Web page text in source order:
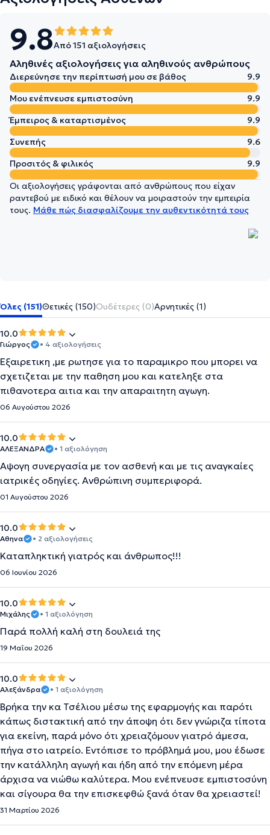
9.8Από 151 αξιολογήσεις
Αληθινές αξιολογήσεις για αληθινούς ανθρώπους
Διερεύνησε την περίπτωσή μου σε βάθος
9.9
Μου ενέπνευσε εμπιστοσύνη
9.9
Έμπειρος & καταρτισμένος
9.9
Συνεπής
9.6
Προσιτός & φιλικός
9.9
Οι αξιολογήσεις γράφονται από ανθρώπους που είχαν
ραντεβού με ειδικό και θέλουν να μοιραστούν την εμπειρία
τους. Μάθε πώς διασφαλίζουμε την αυθεντικότητά τους
Όλες (151)Θετικές (150)Ουδέτερες (0)Αρνητικές (1)
10.0
Γιώργος • 4 αξιολογήσεις
Εξαιρετικη ,με ρωτησε για το παραμικρο που μπορει να
σχετιζεται με την παθηση μου και κατεληξε στα
πιθανοτερα αιτια και την απαραιτητη αγωγη.
06 Αυγούστου 2026
10.0
ΑΛΕΞΑΝΔΡΑ • 1 αξιολόγηση
Αψογη συνεργασία με τον ασθενή και με τις αναγκαίες
ιατρικές οδηγίες. Ανθρώπινη συμπεριφορά.
01 Αυγούστου 2026
10.0
Αθηνα • 2 αξιολογήσεις
Καταπληκτική γιατρός και άνθρωπος!!!
06 Ιουνίου 2026
10.0
Μιχάλης • 1 αξιολόγηση
Παρά πολλή καλή στη δουλειά της
19 Μαΐου 2026
10.0
Αλεξάνδρα • 1 αξιολόγηση
Βρήκα την κα Τσέλιου μέσω της εφαρμογής και παρότι
κάπως διστακτική από την άποψη ότι δεν γνώριζα τίποτα
για εκείνη, παρά μόνο ότι χρειαζόμουν γιατρό άμεσα,
πήγα στο ιατρείο. Εντόπισε το πρόβλημά μου, μου έδωσε
την κατάλληλη αγωγή και ήδη από την επόμενη μέρα
άρχισα να νιώθω καλύτερα. Μου ενέπνευσε εμπιστοσύνη
και σίγουρα θα την επισκεφθώ ξανά όταν θα χρειαστεί!
31 Μαρτίου 2026